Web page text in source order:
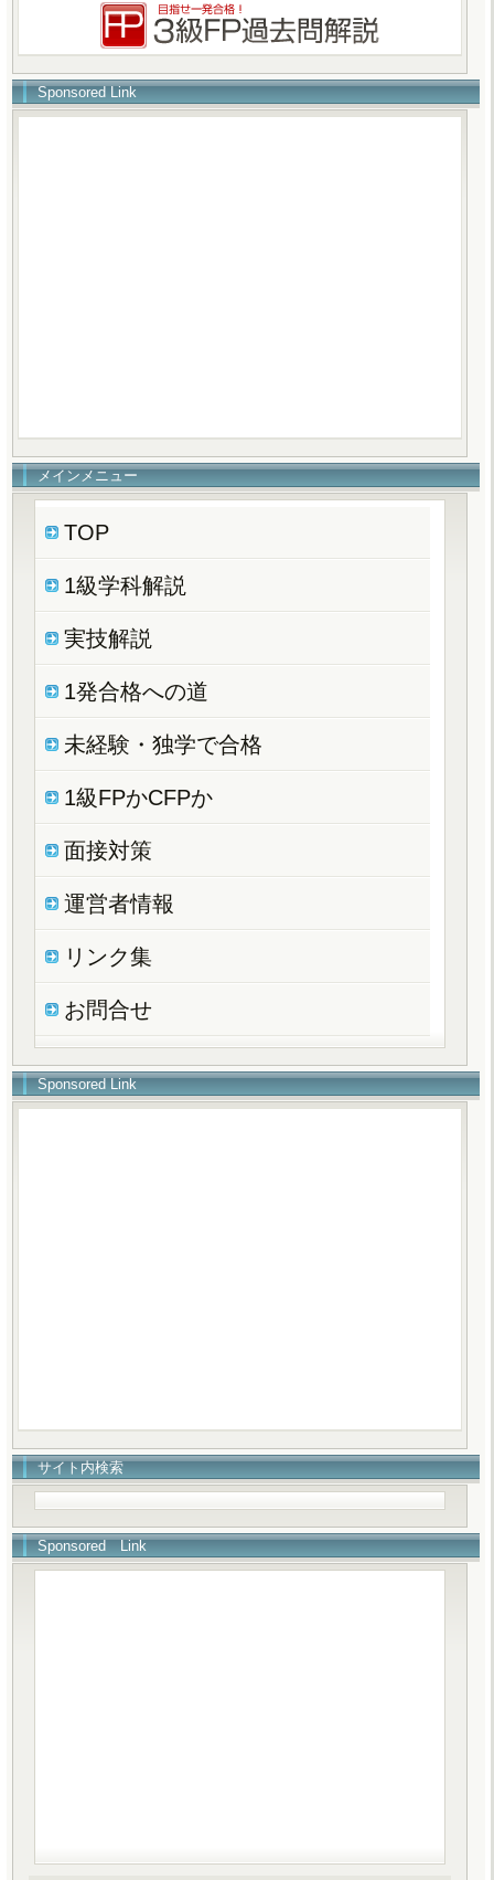
Sponsored Link
メインメニュー
TOP
1級学科解説
実技解説
1発合格への道
未経験・独学で合格
1級FPかCFPか
面接対策
運営者情報
リンク集
お問合せ
Sponsored Link
サイト内検索
Sponsored Link